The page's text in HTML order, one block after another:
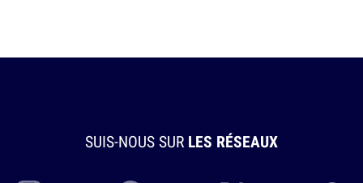
SUIS-NOUS SUR LES RÉSEAUX